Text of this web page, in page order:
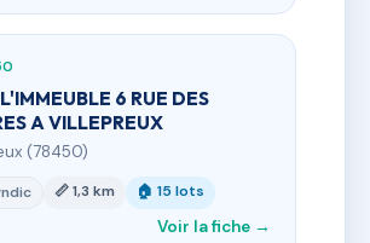
6 RUE DES
A VILLEPREUX
(78450)
📏 1,3 km 🏠 15 lots
Voir la fiche →